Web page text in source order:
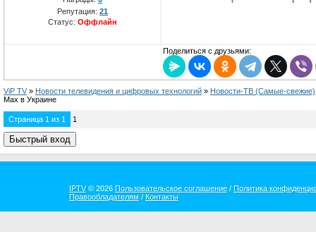
Репутация: 21
Статус: Оффлайн
Поделиться с друзьями:
ViP TV » Новости телевидения и цифровых технологий » Новости-ТВ (Самые-свежие)
Max в Украине
Страница 1 из 1 1
IPTV© 2026 Пользовательское соглашение / Политика
Правообладателям / Контакты